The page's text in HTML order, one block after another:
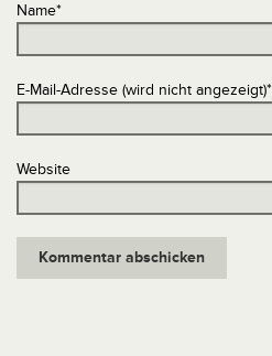
Name*
E-Mail-Adresse (wird nicht angezeigt)*
Website